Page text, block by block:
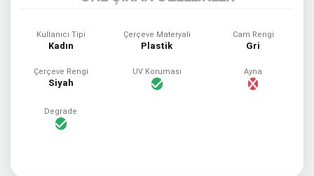
Kullanıcı Tipi
Kadın
Çerçeve Materyali
Plastik
Cam Rengi
Gri
Çerçeve Rengi
Siyah
UV Koruması Ayna
Degrade